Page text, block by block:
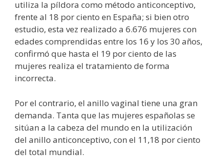
utiliza la píldora como método anticonceptivo,
frente al 18 por ciento en España; si bien otro
estudio, esta vez realizado a 6.676 mujeres con
edades comprendidas entre los 16 y los 30 años,
confirmó que hasta el 19 por ciento de las
mujeres realiza el tratamiento de forma
incorrecta.
Por el contrario, el anillo vaginal tiene una gran
demanda. Tanta que las mujeres españolas se
sitúan a la cabeza del mundo en la utilización
del anillo anticonceptivo, con el 11,18 por ciento
del total mundial.